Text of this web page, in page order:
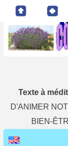
Texte à
D'ANIMER
BIEN-